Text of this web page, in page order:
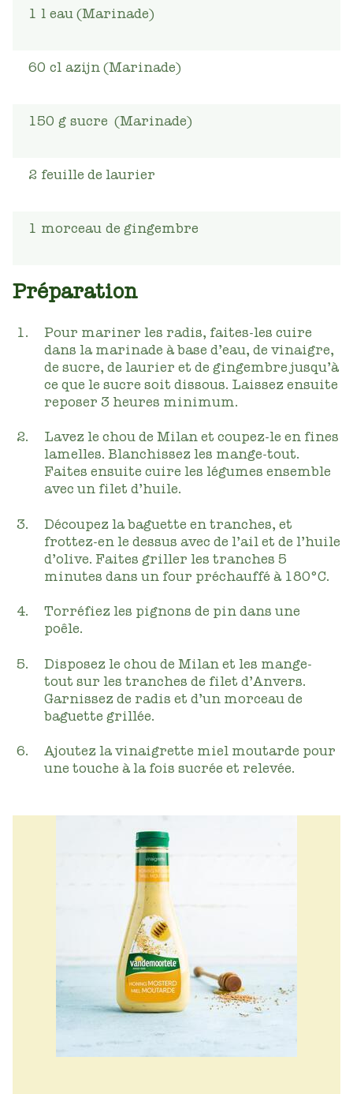
1 l eau (Marinade)
60 cl azijn (Marinade)
150 g sucre (Marinade)
2 feuille de laurier
1 morceau de gingembre
Préparation
Pour mariner les radis, faites-les cuire
dans la marinade à base d’eau, de vinaigre,
de sucre, de laurier et de gingembre jusqu’à
ce que le sucre soit dissous. Laissez ensuite
reposer 3 heures minimum.
Lavez le chou de Milan et coupez-le en fines
lamelles. Blanchissez les mange-tout.
Faites ensuite cuire les légumes ensemble
avec un filet d’huile.
Découpez la baguette en tranches, et
frottez-en le dessus avec de l’ail et de l’huile
d’olive. Faites griller les tranches 5
minutes dans un four préchauffé à 180°C.
Torréfiez les pignons de pin dans une
poêle.
Disposez le chou de Milan et les mange-
tout sur les tranches de filet d’Anvers.
Garnissez de radis et d’un morceau de
baguette grillée.
Ajoutez la vinaigrette miel moutarde pour
une touche à la fois sucrée et relevée.